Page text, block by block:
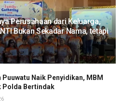
Perusahaan dari Keluarga,
Bukan Sekadar Nama, tetapi
Puuwatu Naik Penyidikan, MBM
Polda Bertindak